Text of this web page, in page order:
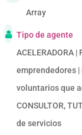
Array
Tipo de agente
ACELERADORA |
emprendedores |
voluntarios que
CONSULTOR,
de servicios